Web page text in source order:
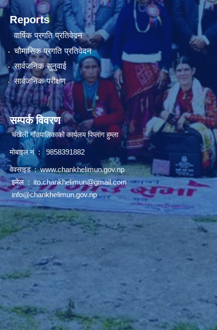
Reports
वार्षिक प्रगति प्रतिवेदन
चौमासिक प्रगति प्रतिवेदन
सार्वजनिक सुनुवाई
सार्वजनिक परीक्षण
सम्पर्क विवरण
चंखेली गाँउपालिकाकाे कार्यलय पिप्लांग हुम्ला
माेबाइल नं : 9858391882
वेवसाइड :www.chankhelimun.gov.np
इमेल : ito.chankhelimun@gmail.com
info@chankhelimun.gov.np